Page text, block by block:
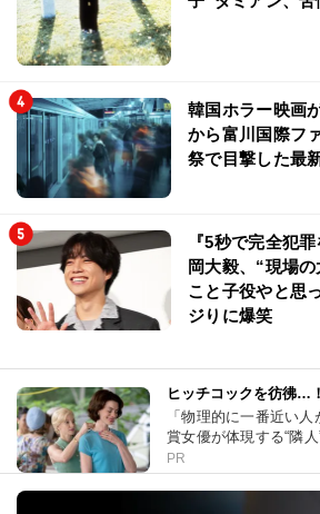
韓国ホラー映画
から富川国際フ
祭で目撃した最
『5秒で完全犯
岡大毅、“現場
こと子役やと思
ジりに爆笑
ヒッチコックを彷彿…！
「物理的に一番近い
賞女優が体現する“隣
PR